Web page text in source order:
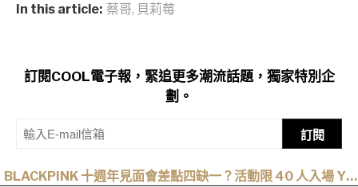
In this article: 蔡哥, 貝莉莓
訂閱COOL電子報，緊追更多潮流話題，獨家特別企
劃。
訂閱
BLACKPINK 十週年見面會差點四缺一？活動限 40 人入場 YG